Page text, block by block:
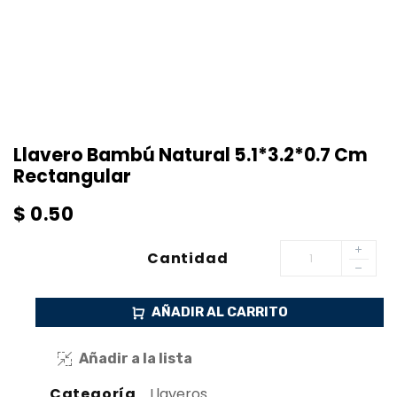
Llavero Bambú Natural 5.1*3.2*0.7 Cm
Rectangular
$ 0.50
Cantidad
AÑADIR AL CARRITO
Añadir a la lista